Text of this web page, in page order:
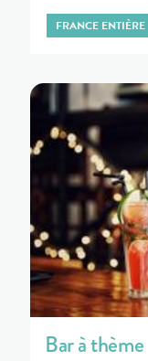
FRANCE ENTIÈRE
Bar à thème